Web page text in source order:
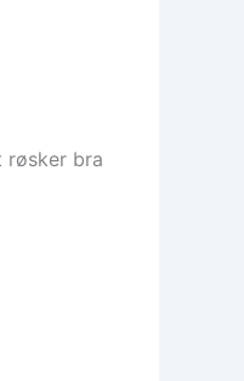
røsker bra